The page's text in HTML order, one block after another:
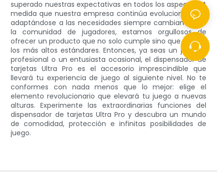
superado nuestras expectativas en todos los aspectos. A
medida que nuestra empresa continúa evolucionando y
adaptándose a las necesidades siempre cambiantes de
la comunidad de jugadores, estamos orgullosos de
ofrecer un producto que no solo cumple sino que supera
los más altos estándares. Entonces, ya seas un jugador
profesional o un entusiasta ocasional, el dispensador de
tarjetas Ultra Pro es el accesorio imprescindible que
llevará tu experiencia de juego al siguiente nivel. No te
conformes con nada menos que lo mejor: elige el
elemento revolucionario que elevará tu juego a nuevas
alturas. Experimente las extraordinarias funciones del
dispensador de tarjetas Ultra Pro y descubra un mundo
de comodidad, protección e infinitas posibilidades de
juego.